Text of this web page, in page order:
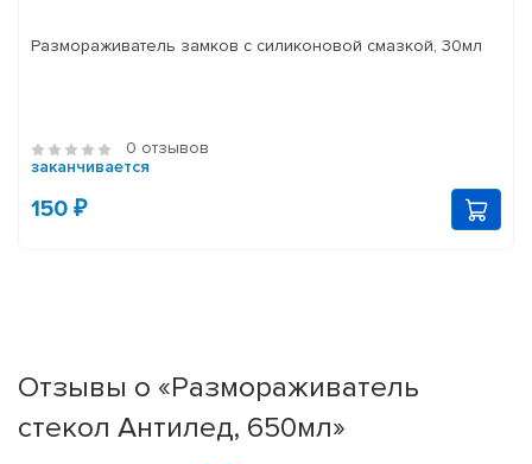
Размораживатель замков с силиконовой смазкой, 30мл
0 отзывов
заканчивается
150 ₽
Отзывы о «Размораживатель
стекол Антилед, 650мл»